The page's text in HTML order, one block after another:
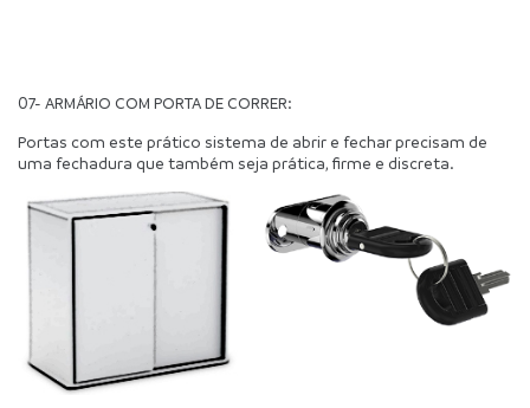
07- ARMÁRIO COM PORTA DE CORRER:
Portas com este prático sistema de abrir e fechar precisam de
uma fechadura que também seja prática, firme e discreta.